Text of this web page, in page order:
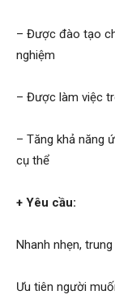
Hải
– Được đào tạo
nghiệm
– Được làm việc
– Tăng khả năng
cụ thể
+ Yêu cầu:
Nhanh nhẹn,
Ưu tiên người